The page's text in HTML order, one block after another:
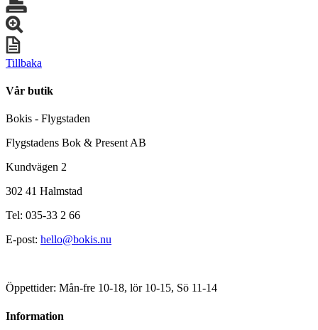
Tillbaka
Vår butik
Bokis - Flygstaden
Flygstadens Bok & Present AB
Kundvägen 2
302 41 Halmstad
Tel: 035-33 2 66
E-post: hello@bokis.nu
Öppettider: Mån-fre 10-18, lör 10-15, Sö 11-14
Information